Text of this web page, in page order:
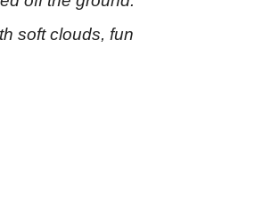
soft clouds, fun